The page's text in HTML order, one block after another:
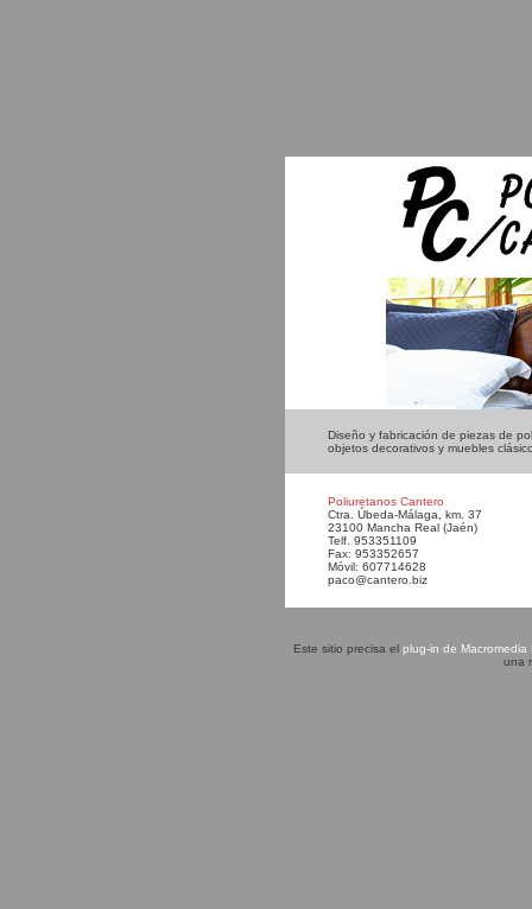
Diseño y fabricación de piezas de
objetos decorativos y muebles
Poliuretanos Cantero
Ctra. Úbeda-Málaga, km. 37
23100 Mancha Real (Jaén)
Telf. 953351109
Fax: 953352657
Móvil: 607714628
paco@cantero.biz
Este sitio precisa el plug-in de Macromedia
una